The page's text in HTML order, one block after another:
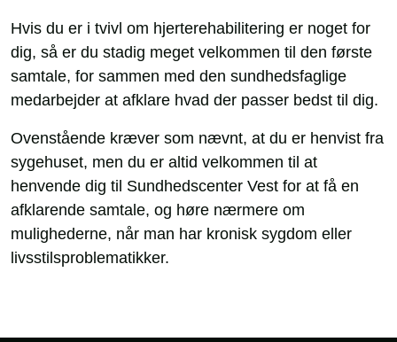
Hvis du er i tvivl om hjerterehabilitering er noget for
dig, så er du stadig meget velkommen til den første
samtale, for sammen med den sundhedsfaglige
medarbejder at afklare hvad der passer bedst til dig.
Ovenstående kræver som nævnt, at du er henvist fra
sygehuset, men du er altid velkommen til at
henvende dig til Sundhedscenter Vest for at få en
afklarende samtale, og høre nærmere om
mulighederne, når man har kronisk sygdom eller
livsstilsproblematikker.